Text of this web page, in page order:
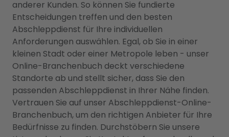
anderer Kunden. So können Sie fundierte
Entscheidungen treffen und den besten
Abschleppdienst für Ihre individuellen
Anforderungen auswählen. Egal, ob Sie in einer
kleinen Stadt oder einer Metropole leben - unser
Online-Branchenbuch deckt verschiedene
Standorte ab und stellt sicher, dass Sie den
passenden Abschleppdienst in Ihrer Nähe finden.
Vertrauen Sie auf unser Abschleppdienst-Online-
Branchenbuch, um den richtigen Anbieter für Ihre
Bedürfnisse zu finden. Durchstöbern Sie unsere